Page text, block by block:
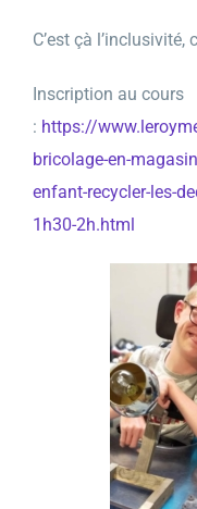
C’est çà l’inclusivité,
Inscription au cours
: https://
bricolage-en-
enfant-recycler-les-
1h30-2h.html